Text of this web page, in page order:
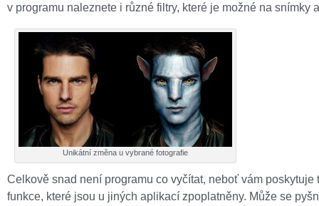
v programu naleznete i různé filtry, které je možné na snímky
Unikátní změna u vybrané fotografie
Celkově snad není programu co vyčítat, neboť vám poskytuje
funkce, které jsou u jiných aplikací zpoplatněny. Může se